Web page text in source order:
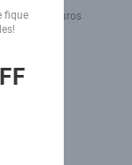
sem juros
fique